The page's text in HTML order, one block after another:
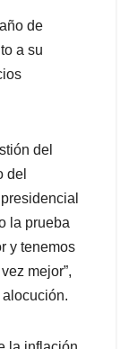
de
a su
del
del
la prueba
y tenemos
mejor”,